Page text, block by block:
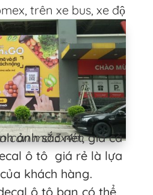
trên xe bus, xe độ
cùng tốt .
cán mờ 3x4m
ảnh sắc nét, giá cả
ô tô giá rẻ là lựa
khách hàng.
ô tô bạn có thể